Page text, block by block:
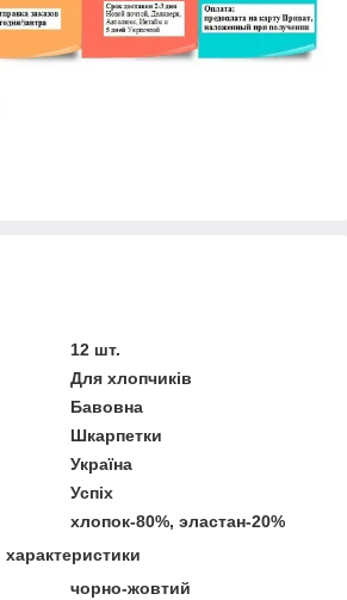
12 шт.
Для хлопчиків
Бавовна
Шкарпетки
Україна
Успіх
хлопок-80%, эластан-20%
чорно-жовтий